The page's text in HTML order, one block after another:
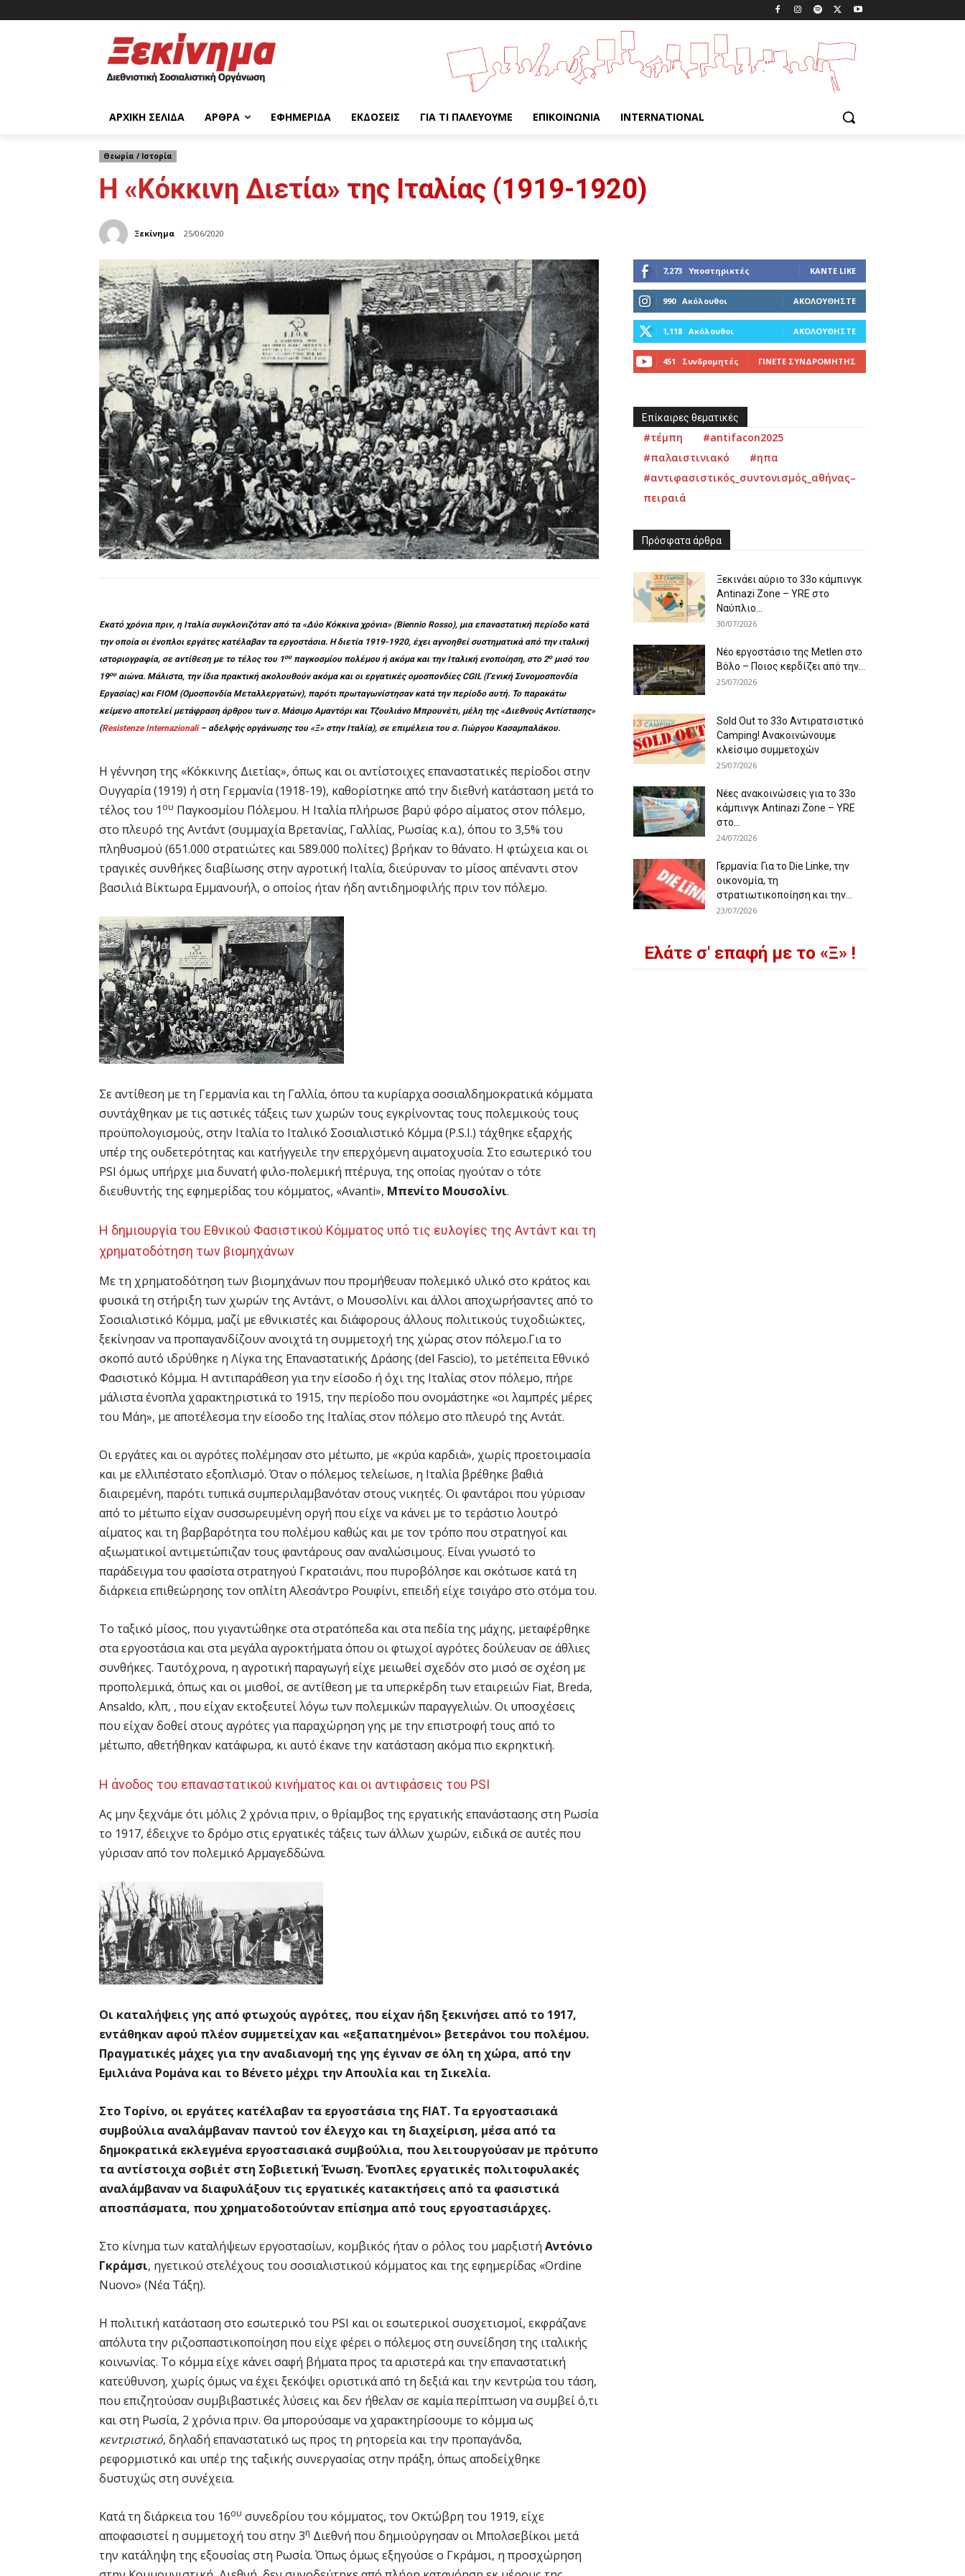
ΑΡΧΙΚΉ ΣΕΛΊΔΑ ΆΡΘΡΑ ΕΦΗΜΕΡΊΔΑ ΕΚΔΌΣΕΙΣ ΓΙΑ ΤΙ ΠΑΛΕΎΟΥΜΕ ΕΠΙΚΟΙΝΩΝΊΑ INTERNATIONAL
Θεωρία / Ιστορία
H «Κόκκινη Διετία» της Ιταλίας (1919-1920)
Ξεκίνημα 25/06/2020
Εκατό χρόνια πριν, η Ιταλία συγκλονιζόταν από τα «Δύο Κόκκινα χρόνια» (Biennio Rosso), μια επαναστατική περίοδο κατά
την οποία οι ένοπλοι εργάτες κατέλαβαν τα εργοστάσια. Η διετία 1919-1920, έχει αγνοηθεί συστηματικά από την ιταλική
ιστοριογραφία, σε αντίθεση με το τέλος του 1ουπαγκοσμίου πολέμου ή ακόμα και την Ιταλική ενοποίηση, στο 2ομισό του
19ουαιώνα. Μάλιστα, την ίδια πρακτική ακολουθούν ακόμα και οι εργατικές ομοσπονδίες CGIL (Γενική Συνομοσπονδία
Εργασίας) και FIOM (Ομοσπονδία Μεταλλεργατών), παρότι πρωταγωνίστησαν κατά την περίοδο αυτή. Το παρακάτω
κείμενο αποτελεί μετάφραση άρθρου των σ. Μάσιμο Αμαντόρι και Τζουλιάνο Μπρουνέτι, μέλη της «Διεθνούς Αντίστασης»
(Resistenze Internazionali– αδελφής οργάνωσης του «Ξ» στην Ιταλία), σε επιμέλεια του σ. Γιώργου Κασαμπαλάκου.
Η γέννηση της «Κόκκινης Διετίας», όπως και οι αντίστοιχες επαναστατικές περίοδοι στην
Ουγγαρία (1919) ή στη Γερμανία (1918-19), καθορίστηκε από την διεθνή κατάσταση μετά το
τέλος του 1 ου Παγκοσμίου Πόλεμου. Η Ιταλία πλήρωσε βαρύ φόρο αίματος στον πόλεμο,
στο πλευρό της Αντάντ (συμμαχία Βρετανίας, Γαλλίας, Ρωσίας κ.α.), όπου το 3,5% του
πληθυσμού (651.000 στρατιώτες και 589.000 πολίτες) βρήκαν το θάνατο. Η φτώχεια και οι
τραγικές συνθήκες διαβίωσης στην αγροτική Ιταλία, διεύρυναν το μίσος απέναντι στον
βασιλιά Βίκτωρα Εμμανουήλ, ο οποίος ήταν ήδη αντιδημοφιλής πριν τον πόλεμο.
Σε αντίθεση με τη Γερμανία και τη Γαλλία, όπου τα κυρίαρχα σοσιαλδημοκρατικά κόμματα
συντάχθηκαν με τις αστικές τάξεις των χωρών τους εγκρίνοντας τους πολεμικούς τους
προϋπολογισμούς, στην Ιταλία το Ιταλικό Σοσιαλιστικό Κόμμα (P.S.I.) τάχθηκε εξαρχής
υπέρ της ουδετερότητας και κατήγγειλε την επερχόμενη αιματοχυσία. Στο εσωτερικό του
PSI όμως υπήρχε μια δυνατή φιλο-πολεμική πτέρυγα, της οποίας ηγούταν ο τότε
διευθυντής της εφημερίδας του κόμματος, «Avanti», Μπενίτο Μουσολίνι.
Η δημιουργία του Εθνικού Φασιστικού Κόμματος υπό τις ευλογίες της Αντάντ και τη
χρηματοδότηση των βιομηχάνων
Με τη χρηματοδότηση των βιομηχάνων που προμήθευαν πολεμικό υλικό στο κράτος και
φυσικά τη στήριξη των χωρών της Αντάντ, ο Μουσολίνι και άλλοι αποχωρήσαντες από το
Σοσιαλιστικό Κόμμα, μαζί με εθνικιστές και διάφορους άλλους πολιτικούς τυχοδιώκτες,
ξεκίνησαν να προπαγανδίζουν ανοιχτά τη συμμετοχή της χώρας στον πόλεμο.Για το
σκοπό αυτό ιδρύθηκε η Λίγκα της Επαναστατικής Δράσης (del Fascio), το μετέπειτα Εθνικό
Φασιστικό Κόμμα. Η αντιπαράθεση για την είσοδο ή όχι της Ιταλίας στον πόλεμο, πήρε
μάλιστα ένοπλα χαρακτηριστικά το 1915, την περίοδο που ονομάστηκε «οι λαμπρές μέρες
του Μάη», με αποτέλεσμα την είσοδο της Ιταλίας στον πόλεμο στο πλευρό της Αντάτ.
Οι εργάτες και οι αγρότες πολέμησαν στο μέτωπο, με «κρύα καρδιά», χωρίς προετοιμασία
και με ελλιπέστατο εξοπλισμό. Όταν ο πόλεμος τελείωσε, η Ιταλία βρέθηκε βαθιά
διαιρεμένη, παρότι τυπικά συμπεριλαμβανόταν στους νικητές. Οι φαντάροι που γύρισαν
από το μέτωπο είχαν συσσωρευμένη οργή που είχε να κάνει με το τεράστιο λουτρό
αίματος και τη βαρβαρότητα του πολέμου καθώς και με τον τρόπο που στρατηγοί και
αξιωματικοί αντιμετώπιζαν τους φαντάρους σαν αναλώσιμους. Είναι γνωστό το
παράδειγμα του φασίστα στρατηγού Γκρατσιάνι, που πυροβόλησε και σκότωσε κατά τη
διάρκεια επιθεώρησης τον οπλίτη Αλεσάντρο Ρουφίνι, επειδή είχε τσιγάρο στο στόμα του.
Το ταξικό μίσος, που γιγαντώθηκε στα στρατόπεδα και στα πεδία της μάχης, μεταφέρθηκε
στα εργοστάσια και στα μεγάλα αγροκτήματα όπου οι φτωχοί αγρότες δούλευαν σε άθλιες
συνθήκες. Ταυτόχρονα, η αγροτική παραγωγή είχε μειωθεί σχεδόν στο μισό σε σχέση με
προπολεμικά, όπως και οι μισθοί, σε αντίθεση με τα υπερκέρδη των εταιρειών Fiat, Breda,
Ansaldo, κλπ, , που είχαν εκτοξευτεί λόγω των πολεμικών παραγγελιών. Οι υποσχέσεις
που είχαν δοθεί στους αγρότες για παραχώρηση γης με την επιστροφή τους από το
μέτωπο, αθετήθηκαν κατάφωρα, κι αυτό έκανε την κατάσταση ακόμα πιο εκρηκτική.
Η άνοδος του επαναστατικού κινήματος και οι αντιφάσεις του PSI
Ας μην ξεχνάμε ότι μόλις 2 χρόνια πριν, ο θρίαμβος της εργατικής επανάστασης στη Ρωσία
το 1917, έδειχνε το δρόμο στις εργατικές τάξεις των άλλων χωρών, ειδικά σε αυτές που
γύρισαν από τον πολεμικό Αρμαγεδδώνα.
Οι καταλήψεις γης από φτωχούς αγρότες, που είχαν ήδη ξεκινήσει από το 1917,
εντάθηκαν αφού πλέον συμμετείχαν και «εξαπατημένοι» βετεράνοι του πολέμου.
Πραγματικές μάχες για την αναδιανομή της γης έγιναν σε όλη τη χώρα, από την
Εμιλιάνα Ρομάνα και το Βένετο μέχρι την Απουλία και τη Σικελία.
Στο Τορίνο, οι εργάτες κατέλαβαν τα εργοστάσια της FIAT. Τα εργοστασιακά
συμβούλια αναλάμβαναν παντού τον έλεγχο και τη διαχείριση, μέσα από τα
δημοκρατικά εκλεγμένα εργοστασιακά συμβούλια, που λειτουργούσαν με πρότυπο
τα αντίστοιχα σοβιέτ στη Σοβιετική Ένωση. Ένοπλες εργατικές πολιτοφυλακές
αναλάμβαναν να διαφυλάξουν τις εργατικές κατακτήσεις από τα φασιστικά
αποσπάσματα, που χρηματοδοτούνταν επίσημα από τους εργοστασιάρχες.
Στο κίνημα των καταλήψεων εργοστασίων, κομβικός ήταν ο ρόλος του μαρξιστή Αντόνιο
Γκράμσι, ηγετικού στελέχους του σοσιαλιστικού κόμματος και της εφημερίδας «Ordine
Nuovo» (Νέα Τάξη).
Η πολιτική κατάσταση στο εσωτερικό του PSI και οι εσωτερικοί συσχετισμοί, εκφράζανε
απόλυτα την ριζοσπαστικοποίηση που είχε φέρει ο πόλεμος στη συνείδηση της ιταλικής
κοινωνίας. Το κόμμα είχε κάνει σαφή βήματα προς τα αριστερά και την επαναστατική
κατεύθυνση, χωρίς όμως να έχει ξεκόψει οριστικά από τη δεξιά και την κεντρώα του τάση,
που επιζητούσαν συμβιβαστικές λύσεις και δεν ήθελαν σε καμία περίπτωση να συμβεί ό,τι
και στη Ρωσία, 2 χρόνια πριν. Θα μπορούσαμε να χαρακτηρίσουμε το κόμμα ως
κεντριστικό, δηλαδή επαναστατικό ως προς τη ρητορεία και την προπαγάνδα,
ρεφορμιστικό και υπέρ της ταξικής συνεργασίας στην πράξη, όπως αποδείχθηκε
δυστυχώς στη συνέχεια.
Κατά τη διάρκεια του 16ου συνεδρίου του κόμματος, τον Οκτώβρη του 1919, είχε
αποφασιστεί η συμμετοχή του στην 3η Διεθνή που δημιούργησαν οι Μπολσεβίκοι μετά
την κατάληψη της εξουσίας στη Ρωσία. Όπως όμως εξηγούσε ο Γκράμσι, η προσχώρηση
7,273 Υποστηρικτές ΚΆΝΤΕ LIKE
990 Ακόλουθοι ΑΚΟΛΟΥΘΉΣΤΕ
1,118 Ακόλουθοι ΑΚΟΛΟΥΘΉΣΤΕ
451 Συνδρομητές ΓΊΝΕΤΕ ΣΥΝΔΡΟΜΗΤΉΣ
Επίκαιρες θεματικές
#τέμπη
#antifacon2025
#παλαιστινιακό
#ηπα
#αντιφασιστικός_συντονισμός_αθήνας–
πειραιά
Πρόσφατα άρθρα
Ξεκινάει αύριο το 33ο κάμπινγκ
Antinazi Zone – YRE στο
Ναύπλιο...
30/07/2026
Νέο εργοστάσιο της Metlen στο
Βόλο – Ποιος κερδίζει από την...
25/07/2026
Sold Out το 33ο Αντιρατσιστικό
Camping! Ανακοινώνουμε
κλείσιμο συμμετοχών
25/07/2026
Νέες ανακοινώσεις για το 33ο
κάμπινγκ Antinazi Zone – YRE
στο...
24/07/2026
Γερμανία: Για το Die Linke, την
οικονομία, τη
στρατιωτικοποίηση και την...
23/07/2026
Ελάτε σ' επαφή με το «Ξ» !